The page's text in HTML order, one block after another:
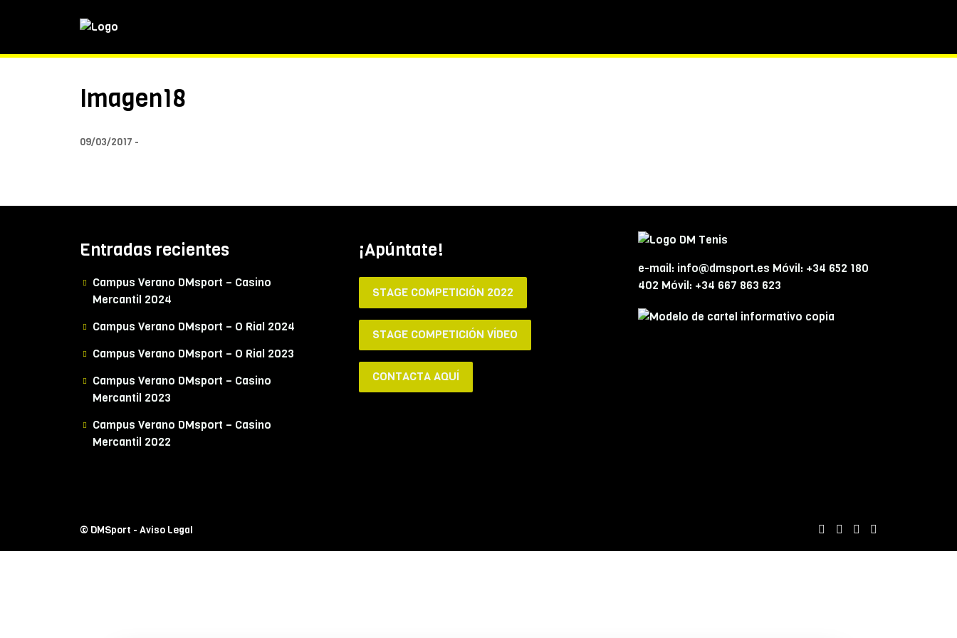
Imagen18
09/03/2017
Entradas recientes
Campus Verano DMsport – Casino
Mercantil 2024
Campus Verano DMsport – O Rial 2024
Campus Verano DMsport – O Rial 2023
Campus Verano DMsport – Casino
Mercantil 2023
Campus Verano DMsport – Casino
Mercantil 2022
¡Apúntate!
STAGE COMPETICIÓN 2022
STAGE COMPETICIÓN VÍDEO
CONTACTA AQUÍ
e-mail: info@dmsport.es Móvil: +34 652 180
402 Móvil: +34 667 863 623
© DMSport - Aviso Legal